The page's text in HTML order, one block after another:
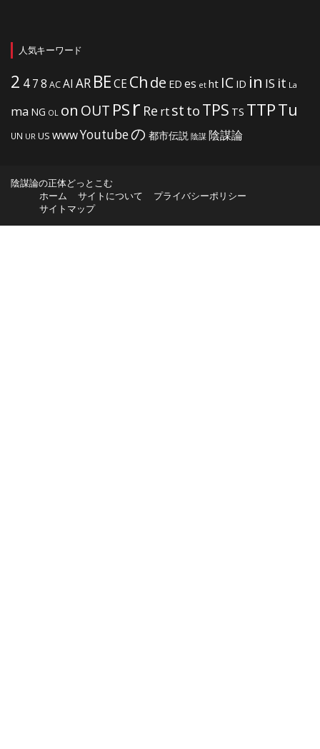
人気キーワード
2 478 ACAI AR BECE Chde ED es et ht IC ID in IS it La
ma NG OL on OUT PSr Re rtsttoTPS TS TTPTu
UN UR US wwwYoutubeの 都市伝説 陰謀 陰謀論
陰謀論の正体どっとこむ
ホーム
サイトについて
プライバシーポリシー
サイトマップ